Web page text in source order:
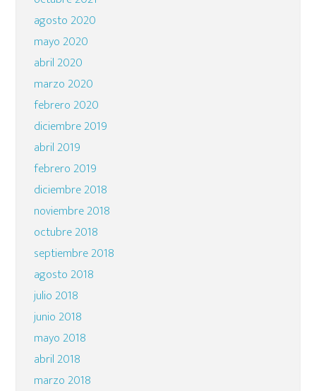
agosto 2020
mayo 2020
abril 2020
marzo 2020
febrero 2020
diciembre 2019
abril 2019
febrero 2019
diciembre 2018
noviembre 2018
octubre 2018
septiembre 2018
agosto 2018
julio 2018
junio 2018
mayo 2018
abril 2018
marzo 2018